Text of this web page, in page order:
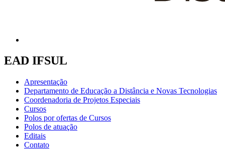
EAD IFSUL
Apresentação
Departamento de Educação a Distância e Novas Tecnologias
Coordenadoria de Projetos Especiais
Cursos
Polos por ofertas de Cursos
Polos de atuação
Editais
Contato